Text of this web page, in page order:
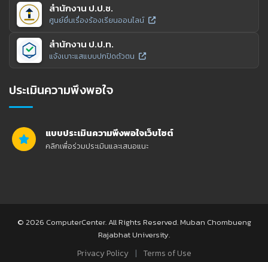
สำนักงาน ป.ป.ช.
ศูนย์ยื่นเรื่องร้องเรียนออนไลน์
สำนักงาน ป.ป.ท.
แจ้งเบาะแสแบบปกปิดตัวตน
ประเมินความพึงพอใจ
แบบประเมินความพึงพอใจเว็บไซต์
คลิกเพื่อร่วมประเมินและเสนอแนะ
© 2026 ComputerCenter. All Rights Reserved. Muban Chombueng
Rajabhat University.
Privacy Policy | Terms of Use